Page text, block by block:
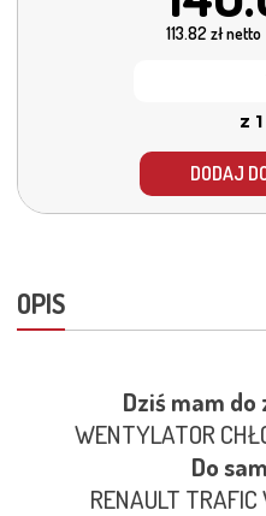
113.82 zł netto
z
DODAJ
OPIS
Dziś mam
WENTYLATOR
Do
RENAULT TRAFIC